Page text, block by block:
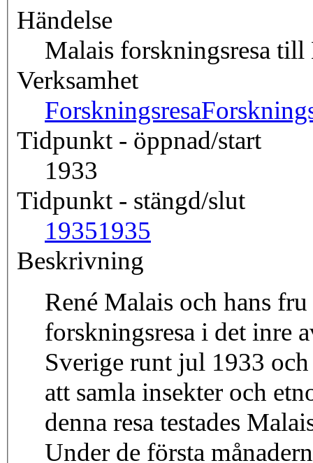
Händelse
Malais forskningsresa till
Verksamhet
Forskningsresa
Tidpunkt - öppnad/start
1933
Tidpunkt - stängd/slut
19351935
Beskrivning
René Malais och hans
forskningsresa i det inre
Sverige runt jul 1933
att samla insekter och
denna resa testades
Under de första